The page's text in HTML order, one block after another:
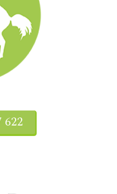
622